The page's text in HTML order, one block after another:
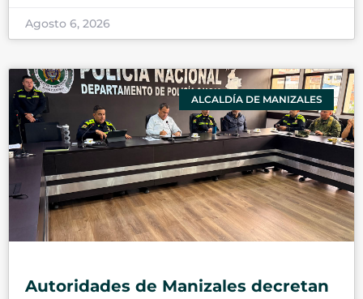
Agosto 6, 2026
ALCALDÍA DE MANIZALES
Autoridades de Manizales decretan